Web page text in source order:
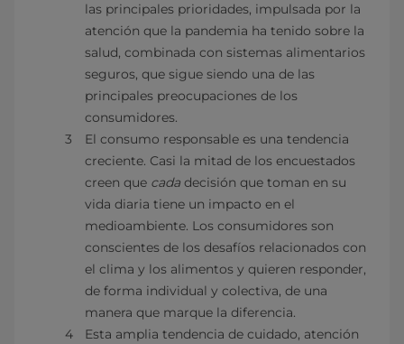
las principales prioridades, impulsada por la
atención que la pandemia ha tenido sobre la
salud, combinada con sistemas alimentarios
seguros, que sigue siendo una de las
principales preocupaciones de los
consumidores.
El consumo responsable es una tendencia
creciente. Casi la mitad de los encuestados
creen que cada decisión que toman en su
vida diaria tiene un impacto en el
medioambiente. Los consumidores son
conscientes de los desafíos relacionados con
el clima y los alimentos y quieren responder,
de forma individual y colectiva, de una
manera que marque la diferencia.
Esta amplia tendencia de cuidado, atención